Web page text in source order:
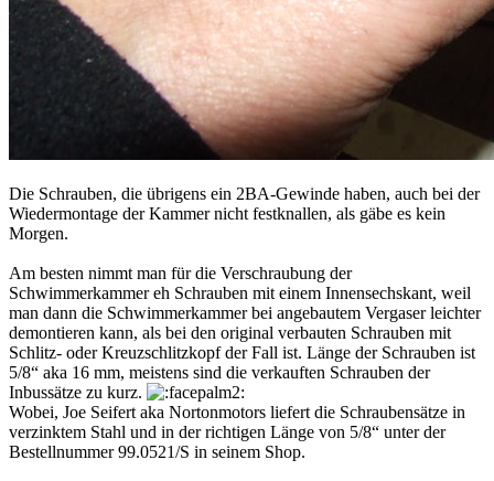
Die Schrauben, die übrigens ein 2BA-Gewinde haben, auch bei der
Wiedermontage der Kammer nicht festknallen, als gäbe es kein
Morgen.
Am besten nimmt man für die Verschraubung der
Schwimmerkammer eh Schrauben mit einem Innensechskant, weil
man dann die Schwimmerkammer bei angebautem Vergaser leichter
demontieren kann, als bei den original verbauten Schrauben mit
Schlitz- oder Kreuzschlitzkopf der Fall ist. Länge der Schrauben ist
5/8“ aka 16 mm, meistens sind die verkauften Schrauben der
Inbussätze zu kurz.
Wobei, Joe Seifert aka Nortonmotors liefert die Schraubensätze in
verzinktem Stahl und in der richtigen Länge von 5/8“ unter der
Bestellnummer 99.0521/S in seinem Shop.